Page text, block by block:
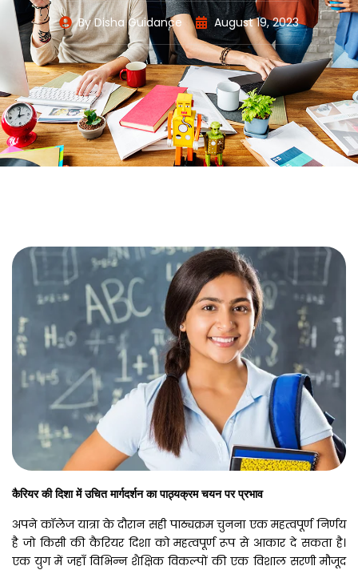
ByDisha Guidance August 19, 2023
कैरियर की दिशा में उचित मार्गदर्शन का पाठ्यक्रम चयन पर प्रभाव
अपने कॉलेज यात्रा के दौरान सही पाठ्यक्रम चुनना एक महत्वपूर्ण निर्णय
है जो किसी की कैरियर दिशा को महत्वपूर्ण रूप से आकार दे सकता है।
एक युग में जहाँ विभिन्न शैक्षिक विकल्पों की एक विशाल सरणी मौजूद